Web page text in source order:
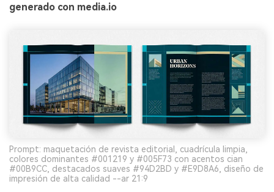
generado con media.io
Prompt: maquetación de revista editorial, cuadrícula limpia,
colores dominantes #001219 y #005F73 con acentos cian
#00B9CC, destacados suaves #94D2BD y #E9D8A6, diseño de
impresión de alta calidad --ar 21:9